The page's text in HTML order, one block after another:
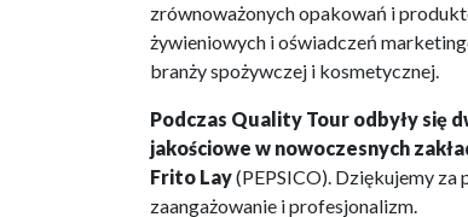
zrównoważonych opakowań i
żywieniowych i oświadczeń
branży spożywczej i kosmetycznej.
Podczas Quality Tour odbyły się
jakościowe w nowoczesnych
Frito Lay(PEPSICO). Dziękujemy za
zaangażowanie i profesjonalizm.